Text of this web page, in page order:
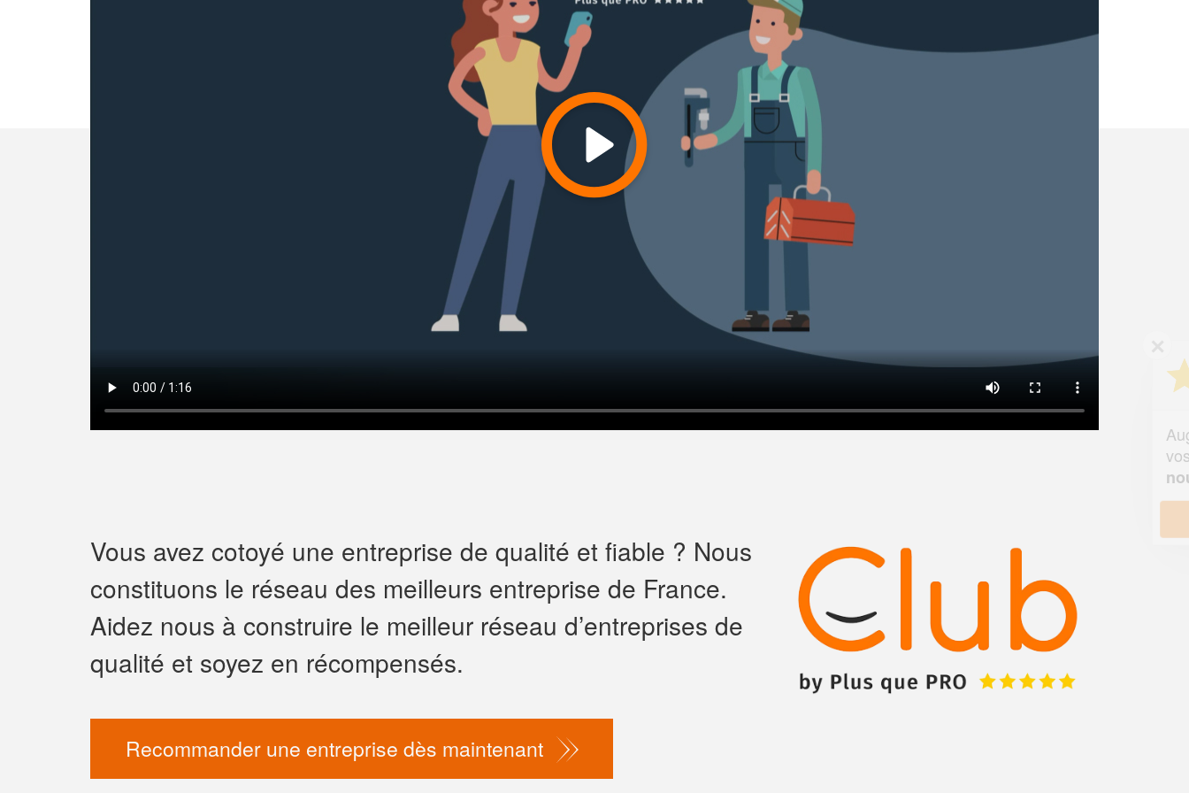
Vous avez cotoyé une entreprise de qualité et fiable ? Nous
constituons le réseau des meilleurs entreprise de France.
Aidez nous à construire le meilleur réseau d’entreprises de
qualité et soyez en récompensés.
Recommander une entreprise dès maintenant
Vous êtes un
professionnel ?
Augmentez votrechiffre d'affaires